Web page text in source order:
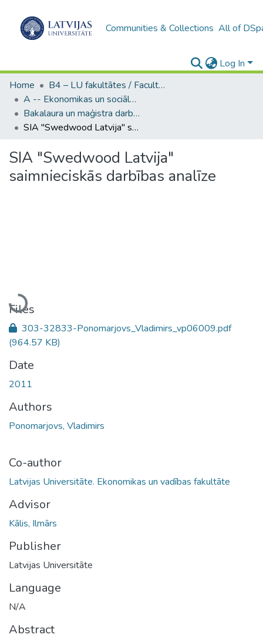
Communities & Collections All of
Log In
Home
B4 – LU fakultātes / Faculties of the UL
A -- Ekonomikas un sociālo zinātņu fakultāte / Faculty of Economics and Social Sciences
Bakalaura un maģistra darbi (ESZF) / Bachelor's and Master's theses
SIA "Swedwood Latvija" saimnieciskās darbības analīze
SIA "Swedwood Latvija"
saimnieciskās darbības analīze
Loading...
Files
303-32833-Ponomarjovs_Vladimirs_vp06009.pdf
(964.57 KB)
Date
2011
Authors
Ponomarjovs, Vladimirs
Co-author
Latvijas Universitāte. Ekonomikas un vadības fakultāte
Advisor
Kālis, Ilmārs
Publisher
Latvijas Universitāte
Language
N/A
Abstract